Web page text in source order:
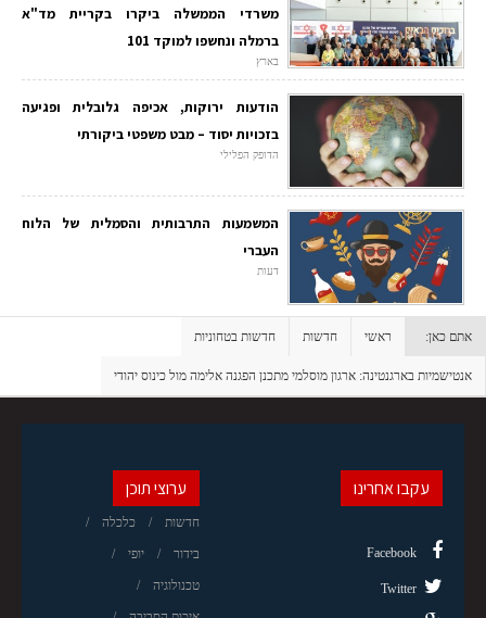
משרדי הממשלה ביקרו בקריית מד"א
ברמלה ונחשפו למוקד 101
בארץ
הודעות ירוקות, אכיפה גלובלית ופגיעה
בזכויות יסוד – מבט משפטי ביקורתי
הדופק הפלילי
המשמעות התרבותית והסמלית של הלוח
העברי
דעות
אתם כאן: ראשי חדשות חדשות בטחוניות
אנטישמיות בארגנטינה: ארגון מוסלמי מתכנן הפגנה אלימה מול כינוס יהודי
ערוצי תוכן
חדשות כלכלה
בידור יופי
טכנולוגיה
עקבו אחרינו
Facebook
Twitter